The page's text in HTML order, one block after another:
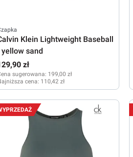
Klein Lightweight Baseball
yellow sand
zł
sugerowana: 199,00 zł
cena: 110,42 zł